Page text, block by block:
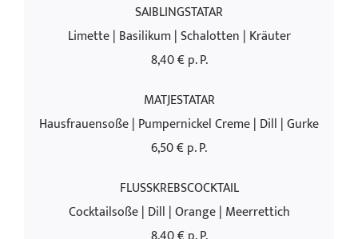
SAIBLINGSTATAR
Limette | Basilikum | Schalotten | Kräuter
8,40 € p. P.
MATJESTATAR
Hausfrauensoße | Pumpernickel Creme | Dill | Gurke
6,50 € p. P.
FLUSSKREBSCOCKTAIL
Cocktailsoße | Dill | Orange | Meerrettich